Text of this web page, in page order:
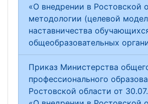
«О внедрении в Ростовской
методологии (целевой
наставничества
общеобразовательных
Приказ Министерства
профессионального
Ростовской области от